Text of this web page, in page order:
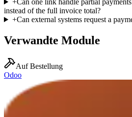
+Can one link handle partial
instead of the full invoice total?
+Can external systems request a
Verwandte Module
Auf Bestellung
Odoo